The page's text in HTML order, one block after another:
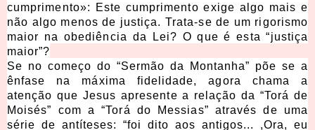
cumprimento»: Este cumprimento exige algo mais e
não algo menos de justiça. Trata-se de um rigorismo
maior na obediência da Lei? O que é esta “justiça
maior”?
Se no começo do “Sermão da Montanha” põe se a
ênfase na máxima fidelidade, agora chama a
atenção que Jesus apresente a relação da “Torá de
Moisés” com a “Torá do Messias” através de uma
série de antíteses: “foi dito aos antigos... ,Ora, eu